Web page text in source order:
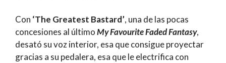
Con ‘The Greatest Bastard’, una de las pocas
concesiones al últimoMy Favourite Faded Fantasy,
desató su voz interior, esa que consigue proyectar
gracias a su pedalera, esa que le electrifica con